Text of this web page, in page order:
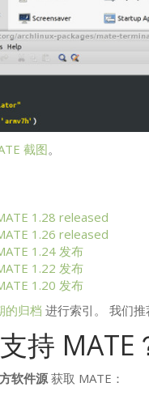
截图。
1.28 released
1.26 released
1.24 发布
1.22 发布
1.20 发布
的归档 进行索引。 我们推
持 MATE
软件源获取 MATE ：